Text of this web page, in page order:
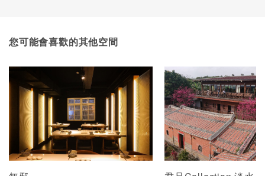
您可能會喜歡的其他空間